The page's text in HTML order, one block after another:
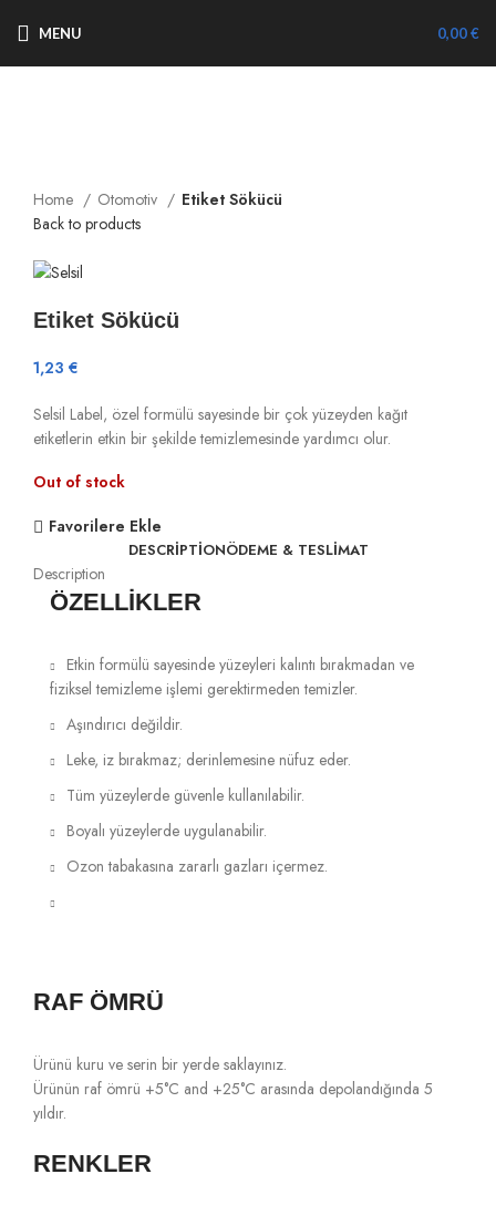
MENU 0,00€
Home
Otomotiv
Etiket Sökücü
Back to products
Etiket Sökücü
1,23 €
Selsil Label, özel formülü sayesinde bir çok yüzeyden kağıt
etiketlerin etkin bir şekilde temizlemesinde yardımcı olur.
Out of stock
Favorilere Ekle
DESCRIPTIONÖDEME & TESLIMAT
Description
ÖZELLİKLER
Etkin formülü sayesinde yüzeyleri kalıntı bırakmadan ve
fiziksel temizleme işlemi gerektirmeden temizler.
Aşındırıcı değildir.
Leke, iz bırakmaz; derinlemesine nüfuz eder.
Tüm yüzeylerde güvenle kullanılabilir.
Boyalı yüzeylerde uygulanabilir.
Ozon tabakasına zararlı gazları içermez.
RAF ÖMRÜ
Ürünü kuru ve serin bir yerde saklayınız.
Ürünün raf ömrü +5°C and +25°C arasında depolandığında 5
yıldır.
RENKLER